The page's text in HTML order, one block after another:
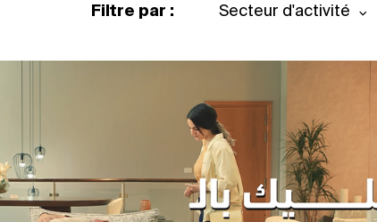
Filtre par : Secteur d'activité
ONG & Bailleur de fonds
E-gov
Plateformes digitales
Web, Intranet et Extranet